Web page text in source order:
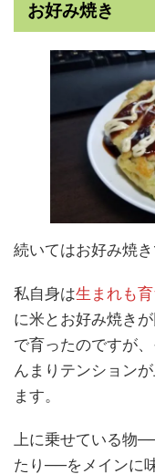
お好み焼き
続いてはお好み焼き
私自身は生まれも
に米とお好み焼き
で育ったのですが
んまりテンション
ます。
上に乗せている物
たり──をメインに